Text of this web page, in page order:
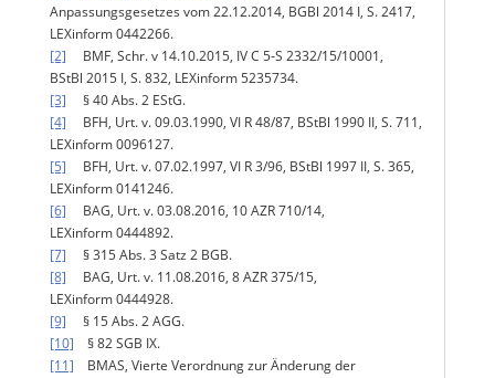
Anpassungsgesetzes vom 22.12.2014, BGBl 2014 I, S. 2417,
LEXinform 0442266.
[2] BMF, Schr. v 14.10.2015, IV C 5‑S 2332/15/10001,
BStBl 2015 I, S. 832, LEXinform 5235734.
[3] § 40 Abs. 2 EStG.
[4] BFH, Urt. v. 09.03.1990, VI R 48/87, BStBl 1990 II, S. 711,
LEXinform 0096127.
[5] BFH, Urt. v. 07.02.1997, VI R 3/96, BStBl 1997 II, S. 365,
LEXinform 0141246.
[6] BAG, Urt. v. 03.08.2016, 10 AZR 710/14,
LEXinform 0444892.
[7] § 315 Abs. 3 Satz 2 BGB.
[8] BAG, Urt. v. 11.08.2016, 8 AZR 375/15,
LEXinform 0444928.
[9] § 15 Abs. 2 AGG.
[10] § 82 SGB IX.
[11] BMAS, Vierte Verordnung zur Änderung der